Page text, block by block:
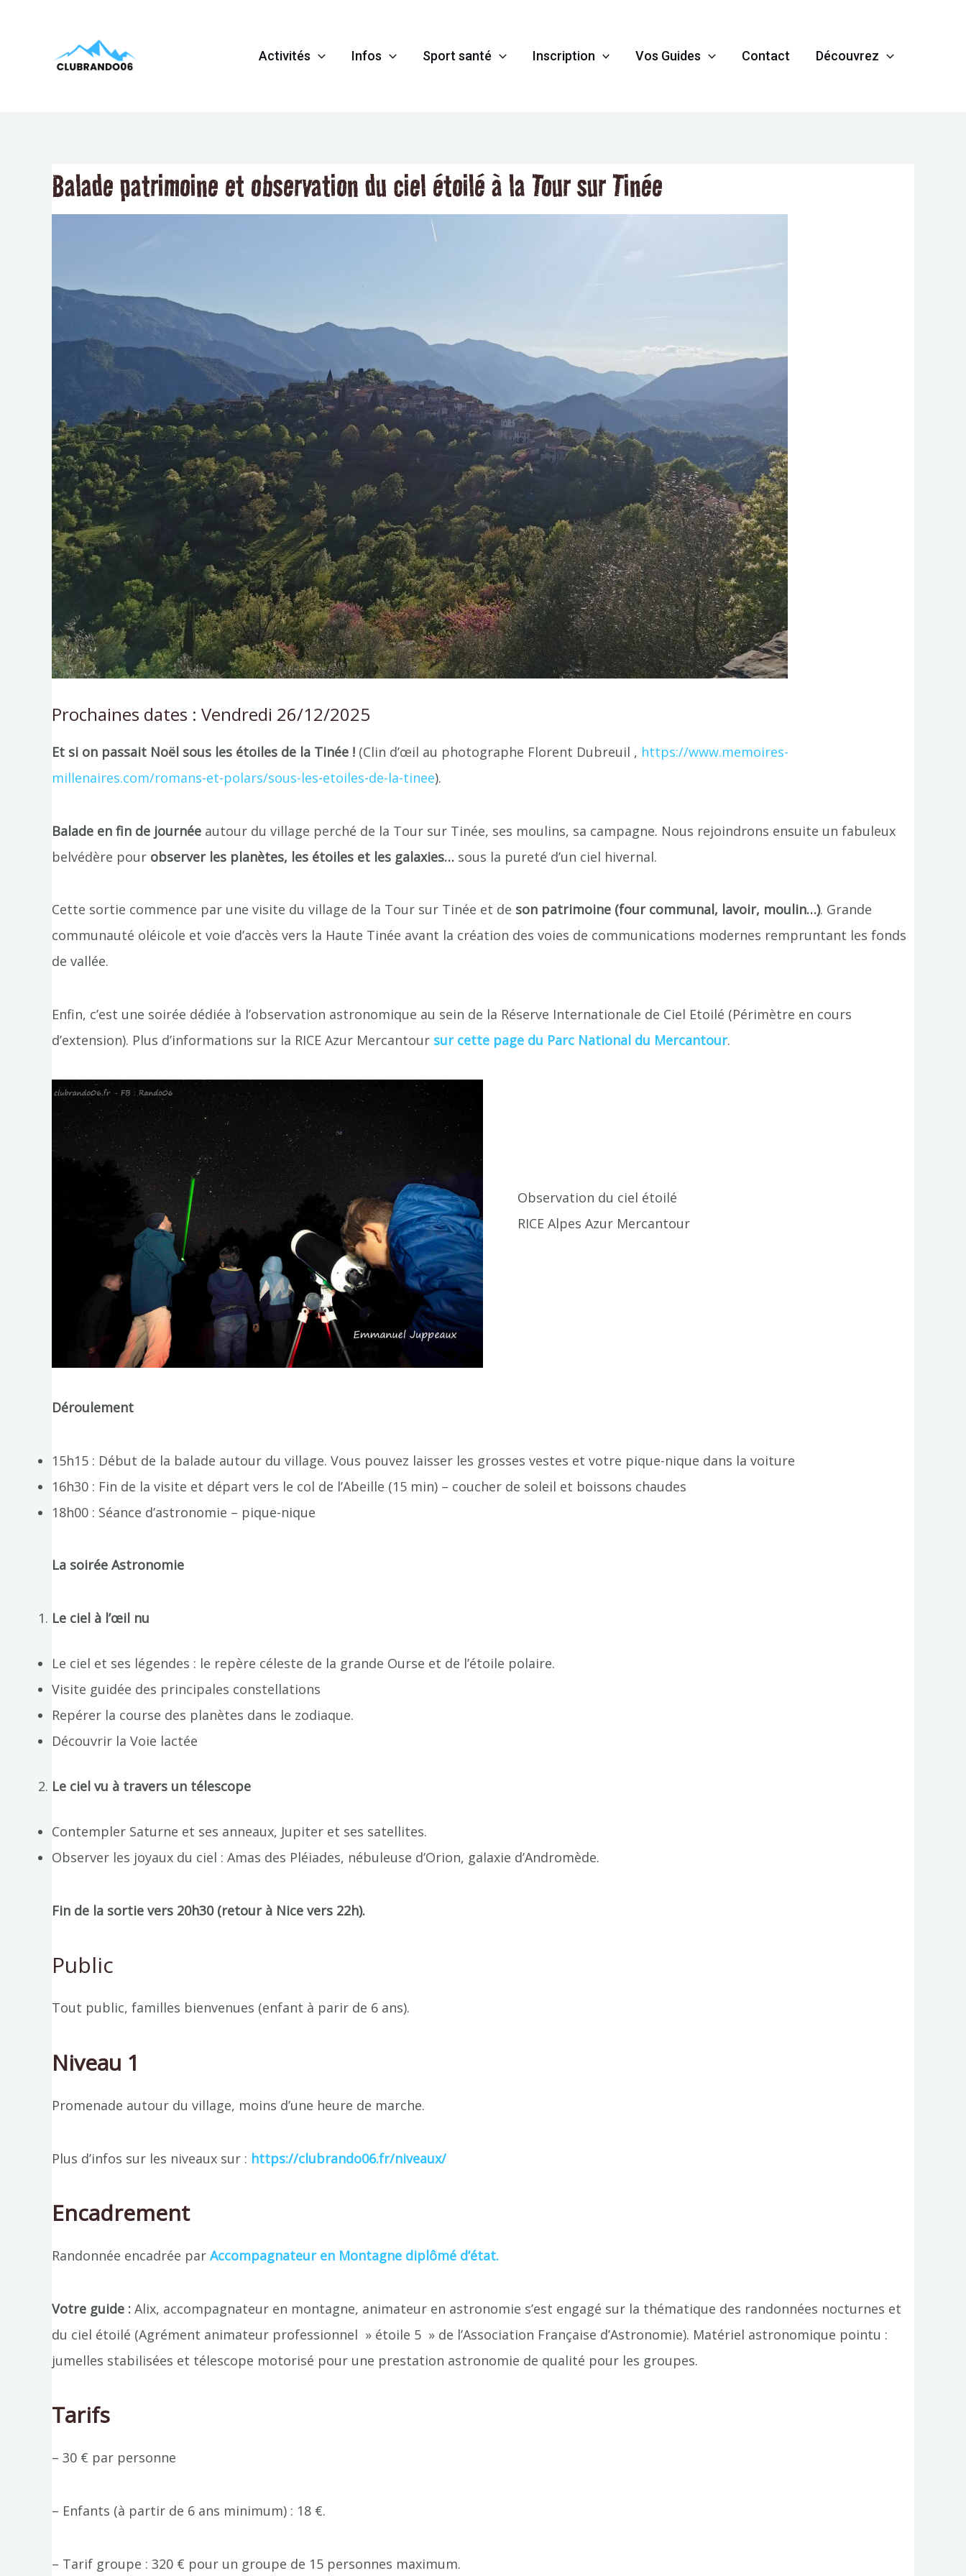
Activités Infos Sport santé Inscription Vos Guides Contact Découvrez
Balade patrimoine et observation du ciel étoilé à la Tour sur Tinée
Prochaines dates : Vendredi 26/12/2025
Et si on passait Noël sous les étoiles de la Tinée ! (Clin d’œil au photographe Florent Dubreuil , https://www.memoires-
millenaires.com/romans-et-polars/sous-les-etoiles-de-la-tinee).
Balade en fin de journée autour du village perché de la Tour sur Tinée, ses moulins, sa campagne. Nous rejoindrons ensuite un fabuleux
belvédère pour observer les planètes, les étoiles et les galaxies… sous la pureté d’un ciel hivernal.
Cette sortie commence par une visite du village de la Tour sur Tinée et de son patrimoine (four communal, lavoir, moulin…). Grande
communauté oléicole et voie d’accès vers la Haute Tinée avant la création des voies de communications modernes rempruntant les fonds
de vallée.
Enfin, c’est une soirée dédiée à l’observation astronomique au sein de la Réserve Internationale de Ciel Etoilé (Périmètre en cours
d’extension). Plus d’informations sur la RICE Azur Mercantour sur cette page du Parc National du Mercantour.
Observation du ciel étoilé
RICE Alpes Azur Mercantour
Déroulement
15h15 : Début de la balade autour du village. Vous pouvez laisser les grosses vestes et votre pique-nique dans la voiture
16h30 : Fin de la visite et départ vers le col de l’Abeille (15 min) – coucher de soleil et boissons chaudes
18h00 : Séance d’astronomie – pique-nique
La soirée Astronomie
Le ciel à l’œil nu
Le ciel et ses légendes : le repère céleste de la grande Ourse et de l’étoile polaire.
Visite guidée des principales constellations
Repérer la course des planètes dans le zodiaque.
Découvrir la Voie lactée
Le ciel vu à travers un télescope
Contempler Saturne et ses anneaux, Jupiter et ses satellites.
Observer les joyaux du ciel : Amas des Pléiades, nébuleuse d’Orion, galaxie d’Andromède.
Fin de la sortie vers 20h30 (retour à Nice vers 22h).
Public
Tout public, familles bienvenues (enfant à parir de 6 ans).
Niveau 1
Promenade autour du village, moins d’une heure de marche.
Plus d’infos sur les niveaux sur : https://clubrando06.fr/niveaux/
Encadrement
Randonnée encadrée par Accompagnateur en Montagne diplômé d’état.
Votre guide : Alix, accompagnateur en montagne, animateur en astronomie s’est engagé sur la thématique des randonnées nocturnes et
du ciel étoilé (Agrément animateur professionnel » étoile 5 » de l’Association Française d’Astronomie). Matériel astronomique pointu :
jumelles stabilisées et télescope motorisé pour une prestation astronomie de qualité pour les groupes.
Tarifs
– 30 € par personne
– Enfants (à partir de 6 ans minimum) : 18 €.
– Tarif groupe : 320 € pour un groupe de 15 personnes maximum.
de
l’article